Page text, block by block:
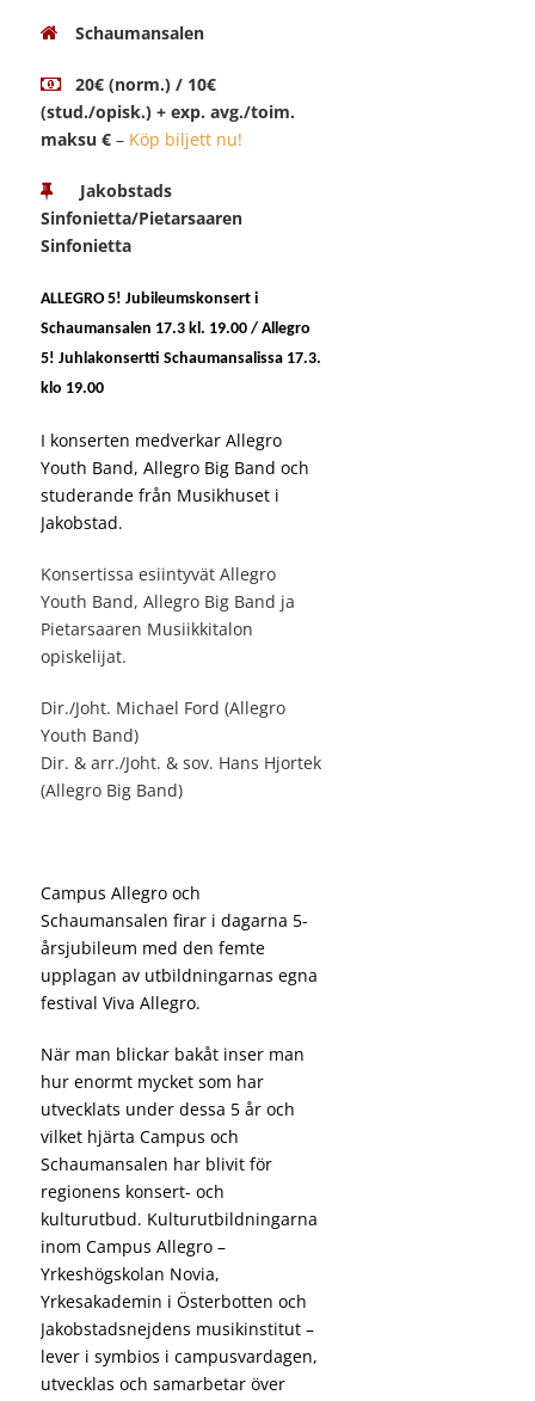
Schaumansalen
20€ (norm.) / 10€
(stud./opisk.) + exp. avg./toim.
maksu € – Köp biljett nu!
Jakobstads
Sinfonietta/Pietarsaaren
Sinfonietta
ALLEGRO 5! Jubileumskonsert i
Schaumansalen 17.3 kl. 19.00 / Allegro
5! Juhlakonsertti Schaumansalissa 17.3.
klo 19.00
I konserten medverkar Allegro
Youth Band, Allegro Big Band och
studerande från Musikhuset i
Jakobstad.
Konsertissa esiintyvät Allegro
Youth Band, Allegro Big Band ja
Pietarsaaren Musiikkitalon
opiskelijat.
Dir./Joht. Michael Ford (Allegro
Youth Band)
Dir. & arr./Joht. & sov. Hans Hjortek
(Allegro Big Band)
Campus Allegro och
Schaumansalen firar i dagarna 5-
årsjubileum med den femte
upplagan av utbildningarnas egna
festival Viva Allegro.
När man blickar bakåt inser man
hur enormt mycket som har
utvecklats under dessa 5 år och
vilket hjärta Campus och
Schaumansalen har blivit för
regionens konsert- och
kulturutbud. Kulturutbildningarna
inom Campus Allegro –
Yrkeshögskolan Novia,
Yrkesakademin i Österbotten och
Jakobstadsnejdens musikinstitut –
lever i symbios i campusvardagen,
utvecklas och samarbetar över